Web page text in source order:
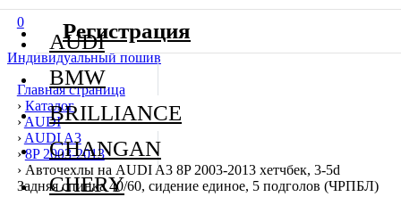
0
Индивидуальный пошив
Главная страница
› Каталог
›AUDI
› AUDI A3
› 8P 2003-2013
› Авточехлы на AUDI A3 8P 2003-2013 хетчбек, 3-5d
Задняя спинка 40/60, сидение единое, 5 подголов (ЧРПБЛ)
AUDI
BMW
BRILLIANCE
CHANGAN
CHERY
Регистрация